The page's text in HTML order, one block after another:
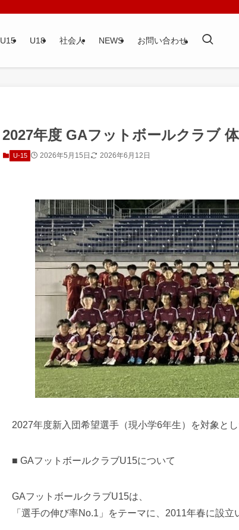
U15 U18 社会人 NEWS お問い合わせ
2027年度 GAフットボールクラブ
U-15 2026年5月15日 2026年6月12日
2027年度新入団希望選手（現小学6年生）を対象と
■ GAフットボールクラブU15について
GAフットボールクラブU15は、
「選手の伸び率No.1」をテーマに、2011年春に設立